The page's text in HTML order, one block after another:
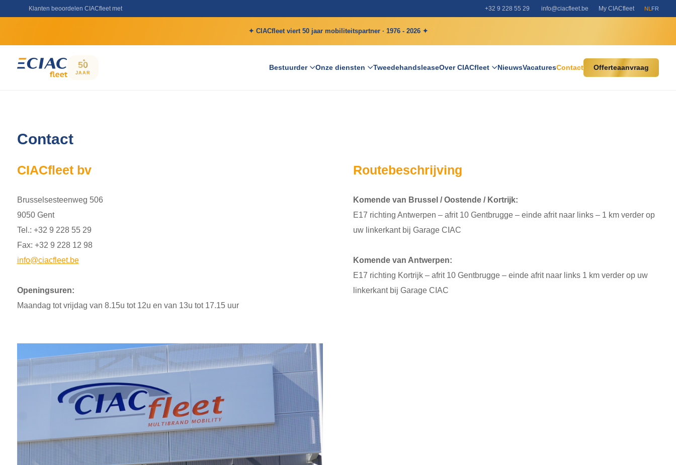
Klanten beoordelen CIACfleet met +32 9 228 55 29 info@ciacfleet.be My CIACfleet NL FR
✦ CIACfleet viert 50 jaar mobiliteitspartner · 1976 - 2026 ✦
50
JAAR
Bestuurder Onze diensten TweedehandsleaseOver CIACfleet NieuwsVacaturesContact Offerteaanvraag
Contact
CIACfleet bv
Brusselsesteenweg 506
9050 Gent
Tel.: +32 9 228 55 29
Fax: +32 9 228 12 98
info@ciacfleet.be
Openingsuren:
Maandag tot vrijdag van 8.15u tot 12u en van 13u tot 17.15 uur
Routebeschrijving
Komende van Brussel / Oostende / Kortrijk:
E17 richting Antwerpen – afrit 10 Gentbrugge – einde afrit naar links – 1 km verder op
uw linkerkant bij Garage CIAC
Komende van Antwerpen:
E17 richting Kortrijk – afrit 10 Gentbrugge – einde afrit naar links 1 km verder op uw
linkerkant bij Garage CIAC